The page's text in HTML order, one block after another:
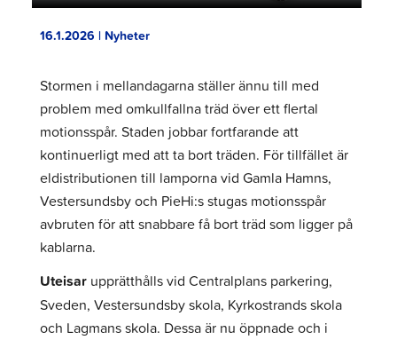
16.1.2026 | Nyheter
Stormen i mellandagarna ställer ännu till med
problem med omkullfallna träd över ett flertal
motionsspår. Staden jobbar fortfarande att
kontinuerligt med att ta bort träden. För tillfället är
eldistributionen till lamporna vid Gamla Hamns,
Vestersundsby och PieHi:s stugas motionsspår
avbruten för att snabbare få bort träd som ligger på
kablarna.
Uteisar upprätthålls vid Centralplans parkering,
Sveden, Vestersundsby skola, Kyrkostrands skola
och Lagmans skola. Dessa är nu öppnade och i